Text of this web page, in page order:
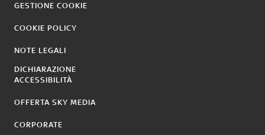
GESTIONE COOKIE
COOKIE POLICY
NOTE LEGALI
DICHIARAZIONE
ACCESSIBILITÀ
OFFERTA SKY MEDIA
CORPORATE